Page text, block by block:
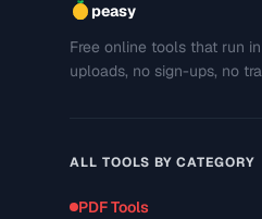
peasy
Free online tools that run
uploads, no sign-ups, no
ALL TOOLS BY CATEGORY
PDF Tools